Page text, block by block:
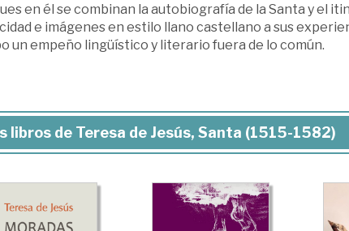
en él se combinan la autobiografía de la Santa y el
e imágenes en estilo llano castellano a sus
un empeño lingüístico y literario fuera de lo común.
libros de Teresa de Jesús, Santa (1515-1582)